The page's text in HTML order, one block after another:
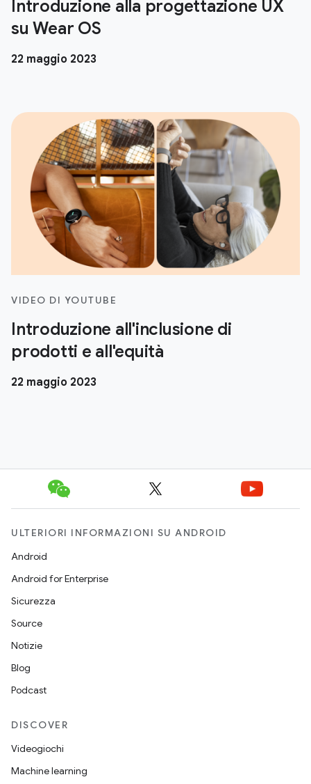
Introduzione alla progettazione UX
su Wear OS
22 maggio 2023
VIDEO DI YOUTUBE
Introduzione all'inclusione di
prodotti e all'equità
22 maggio 2023
ULTERIORI INFORMAZIONI SU ANDROID
Android
Android for Enterprise
Sicurezza
Source
Notizie
Blog
Podcast
DISCOVER
Videogiochi
Machine learning